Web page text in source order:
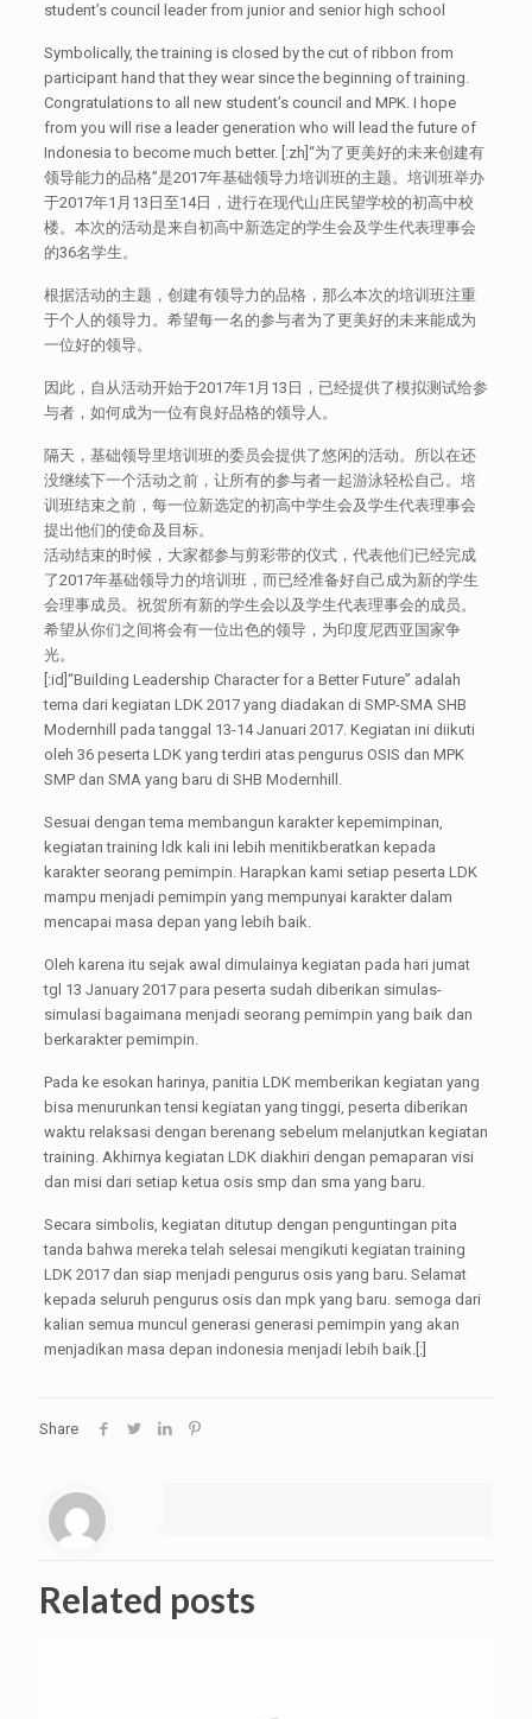
student’s council leader from junior and senior high school
Symbolically, the training is closed by the cut of ribbon from
participant hand that they wear since the beginning of training.
Congratulations to all new student’s council and MPK. I hope
from you will rise a leader generation who will lead the future of
Indonesia to become much better. [:zh]“为了更美好的未来创建有
领导能力的品格”是2017年基础领导力培训班的主题。培训班举办
于2017年1月13日至14日，进行在现代山庄民望学校的初高中校
楼。本次的活动是来自初高中新选定的学生会及学生代表理事会
的36名学生。
根据活动的主题，创建有领导力的品格，那么本次的培训班注重
于个人的领导力。希望每一名的参与者为了更美好的未来能成为
一位好的领导。
因此，自从活动开始于2017年1月13日，已经提供了模拟测试给参
与者，如何成为一位有良好品格的领导人。
隔天，基础领导里培训班的委员会提供了悠闲的活动。所以在还
没继续下一个活动之前，让所有的参与者一起游泳轻松自己。培
训班结束之前，每一位新选定的初高中学生会及学生代表理事会
提出他们的使命及目标。
活动结束的时候，大家都参与剪彩带的仪式，代表他们已经完成
了2017年基础领导力的培训班，而已经准备好自己成为新的学生
会理事成员。祝贺所有新的学生会以及学生代表理事会的成员。
希望从你们之间将会有一位出色的领导，为印度尼西亚国家争
光。
[:id]“Building Leadership Character for a Better Future” adalah
tema dari kegiatan LDK 2017 yang diadakan di SMP-SMA SHB
Modernhill pada tanggal 13-14 Januari 2017. Kegiatan ini diikuti
oleh 36 peserta LDK yang terdiri atas pengurus OSIS dan MPK
SMP dan SMA yang baru di SHB Modernhill.
Sesuai dengan tema membangun karakter kepemimpinan,
kegiatan training ldk kali ini lebih menitikberatkan kepada
karakter seorang pemimpin. Harapkan kami setiap peserta LDK
mampu menjadi pemimpin yang mempunyai karakter dalam
mencapai masa depan yang lebih baik.
Oleh karena itu sejak awal dimulainya kegiatan pada hari jumat
tgl 13 January 2017 para peserta sudah diberikan simulas-
simulasi bagaimana menjadi seorang pemimpin yang baik dan
berkarakter pemimpin.
Pada ke esokan harinya, panitia LDK memberikan kegiatan yang
bisa menurunkan tensi kegiatan yang tinggi, peserta diberikan
waktu relaksasi dengan berenang sebelum melanjutkan kegiatan
training. Akhirnya kegiatan LDK diakhiri dengan pemaparan visi
dan misi dari setiap ketua osis smp dan sma yang baru.
Secara simbolis, kegiatan ditutup dengan penguntingan pita
tanda bahwa mereka telah selesai mengikuti kegiatan training
LDK 2017 dan siap menjadi pengurus osis yang baru. Selamat
kepada seluruh pengurus osis dan mpk yang baru. semoga dari
kalian semua muncul generasi generasi pemimpin yang akan
menjadikan masa depan indonesia menjadi lebih baik.[:]
Share
Related posts